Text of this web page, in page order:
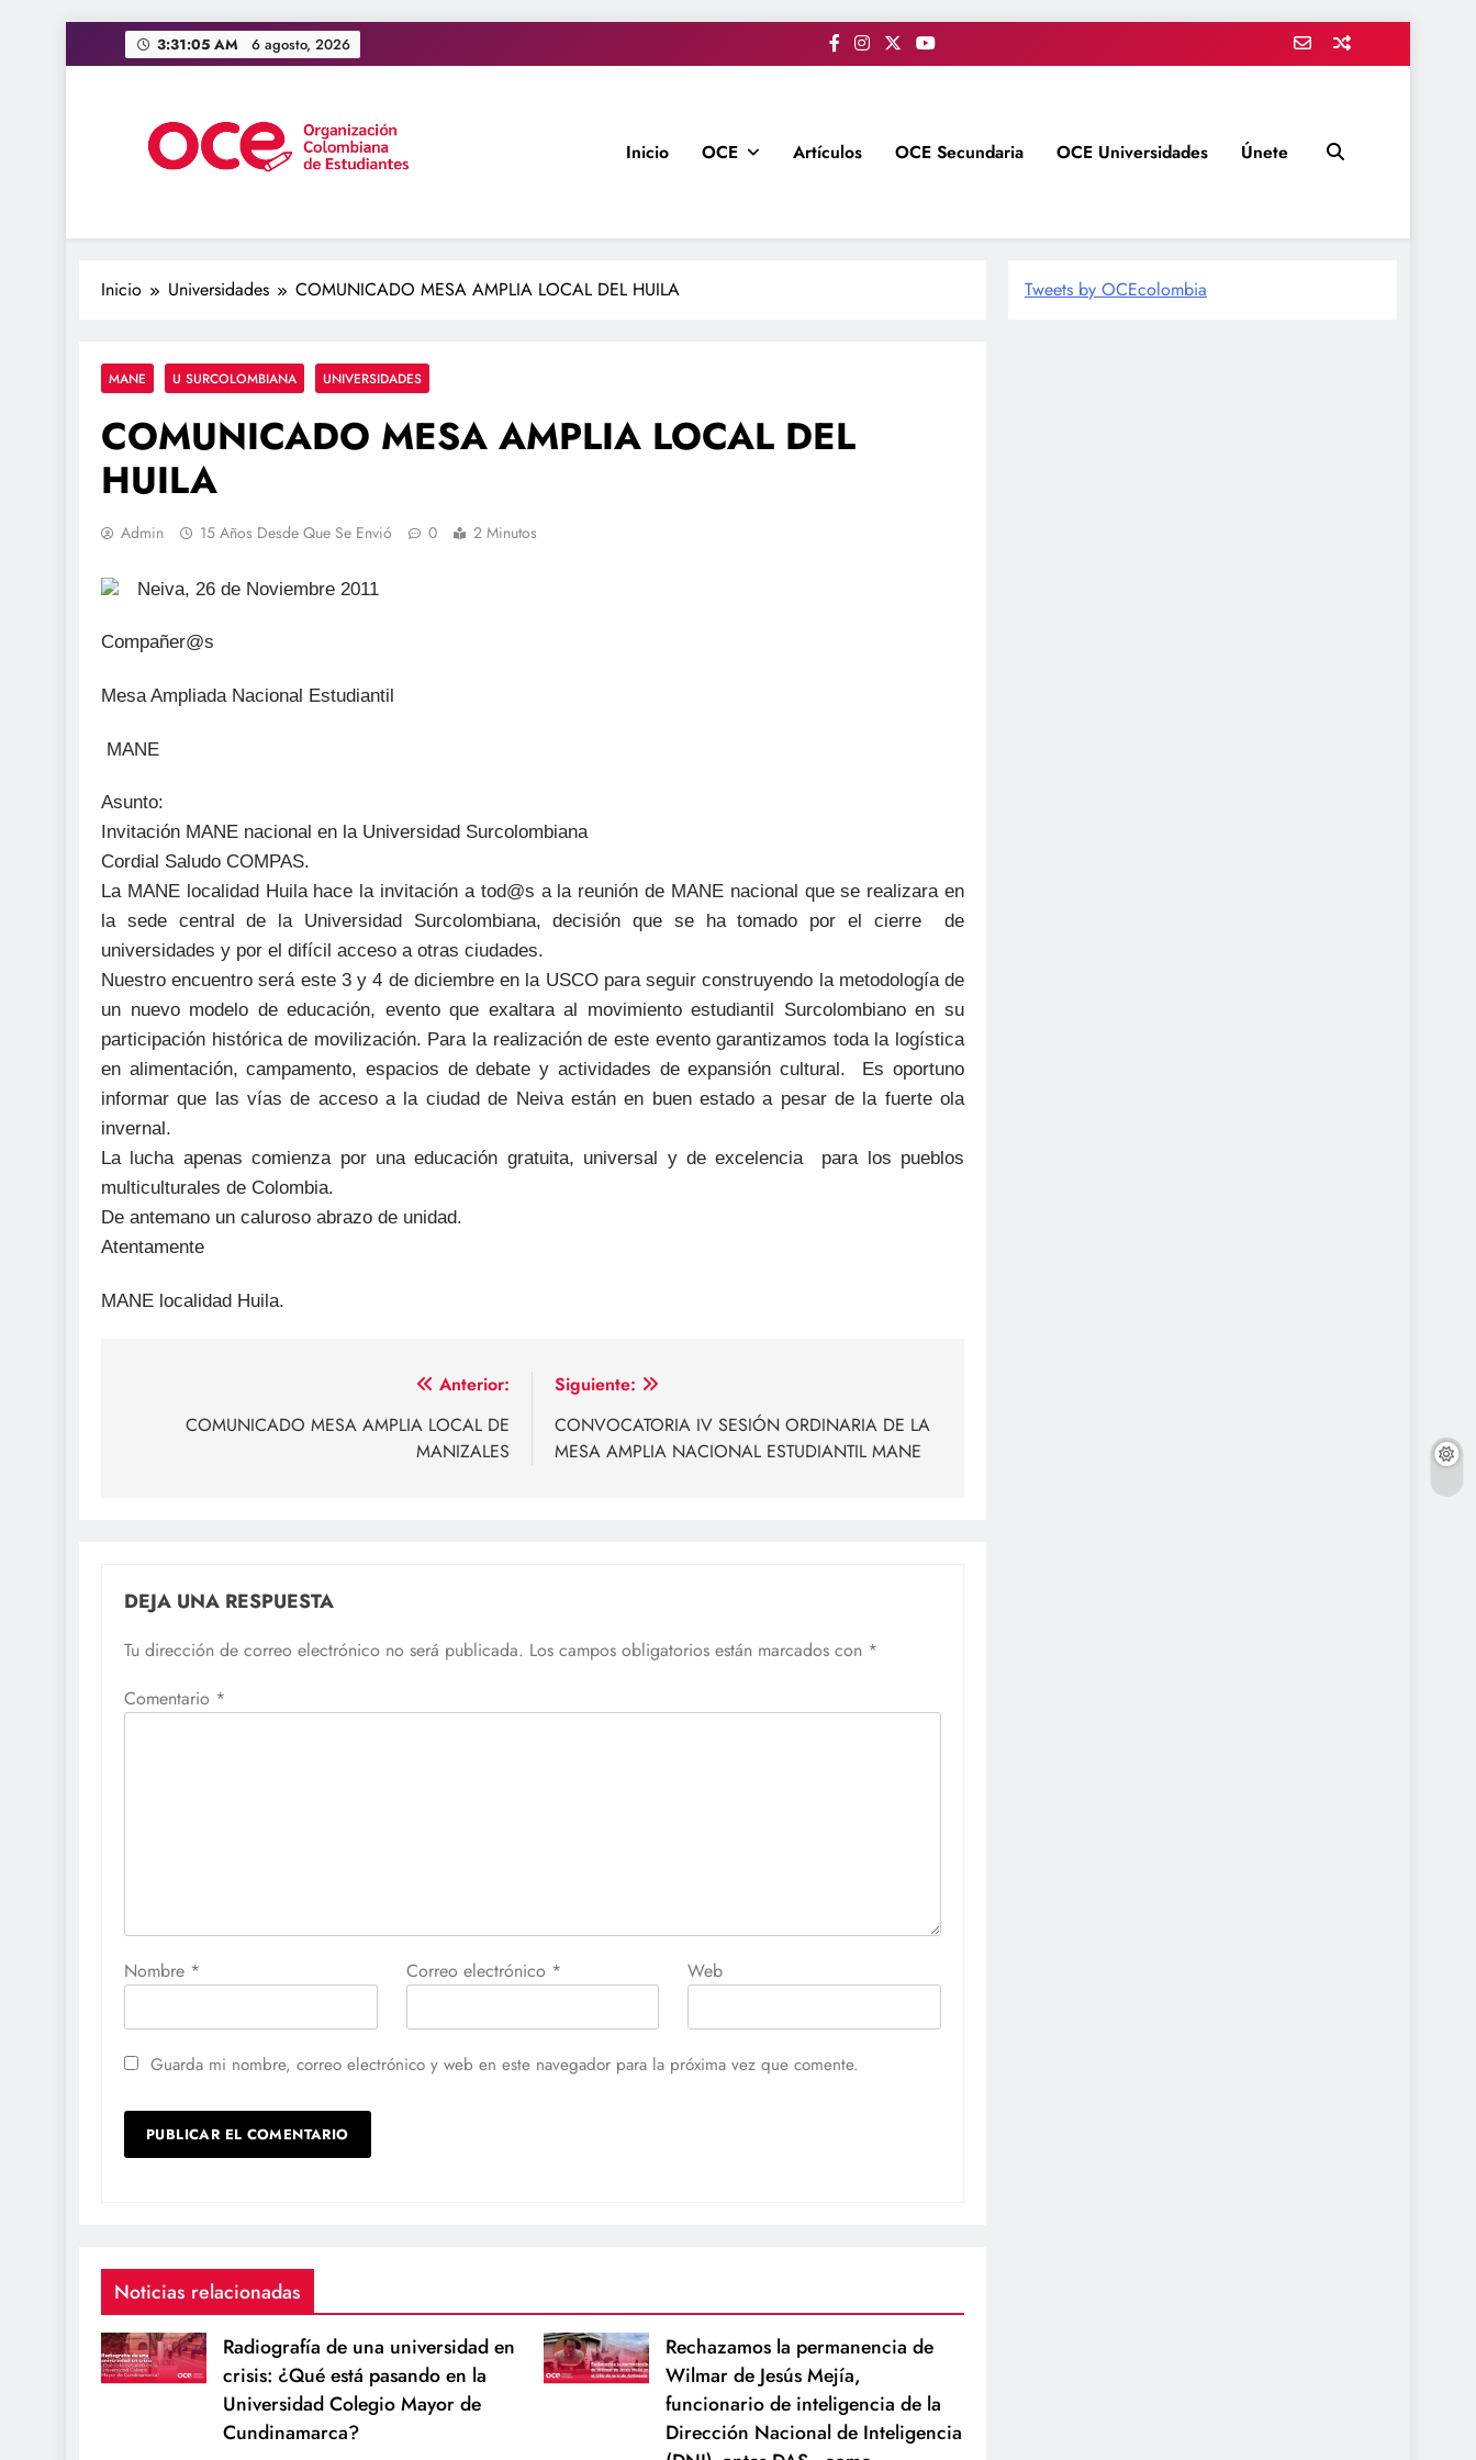
al
3:31:06 AM 6 agosto, 2026
OCE Colombia
Inicio OCE Artículos OCE Secundaria OCE Universidades Únete
Inicio Universidades COMUNICADO MESA AMPLIA LOCAL DEL HUILA
MANE U SURCOLOMBIANA UNIVERSIDADES
COMUNICADO MESA AMPLIA LOCAL DEL
HUILA
Admin 15 Años Desde Que Se Envió 0 2 Minutos
Neiva, 26 de Noviembre 2011
Compañer@s
Mesa Ampliada Nacional Estudiantil
MANE
Asunto:
Invitación MANE nacional en la Universidad Surcolombiana
Cordial Saludo COMPAS.
La MANE localidad Huila hace la invitación a tod@s a la reunión de MANE nacional que se realizara en
la sede central de la Universidad Surcolombiana, decisión que se ha tomado por el cierre
de
universidades y por el difícil acceso a otras ciudades.
Nuestro encuentro será este 3 y 4 de diciembre en la USCO para seguir construyendo la metodología de
un nuevo modelo de educación, evento que exaltara al movimiento estudiantil Surcolombiano en su
participación histórica de movilización. Para la realización de este evento garantizamos toda la logística
en alimentación, campamento, espacios de debate y actividades de expansión cultural.
Es oportuno
informar que las vías de acceso a la ciudad de Neiva están en buen estado a pesar de la fuerte ola
invernal.
La lucha apenas comienza por una educación gratuita, universal y de excelencia
para los pueblos
multiculturales de Colombia.
De antemano un caluroso abrazo de unidad.
Atentamente
MANE localidad Huila.
Anterior:
COMUNICADO MESA AMPLIA LOCAL DE
MANIZALES
Siguiente:
CONVOCATORIA IV SESIÓN ORDINARIA DE LA
MESA AMPLIA NACIONAL ESTUDIANTIL MANE
DEJA UNA RESPUESTA
Tu dirección de correo electrónico no será publicada. Los campos obligatorios están marcados con *
Comentario *
Nombre * Correo electrónico * Web
Guarda mi nombre, correo electrónico y web en este navegador para la próxima vez que comente.
Noticias relacionadas
Radiografía de una universidad en
crisis: ¿Qué está pasando en la
Universidad Colegio Mayor de
Cundinamarca?
Rechazamos la permanencia de
Wilmar de Jesús Mejía,
funcionario de inteligencia de la
Dirección Nacional de Inteligencia
Tweets by OCEcolombia